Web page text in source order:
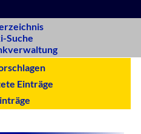
Suche
Einträge